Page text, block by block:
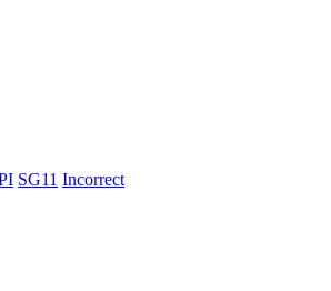
SG11 Incorrect